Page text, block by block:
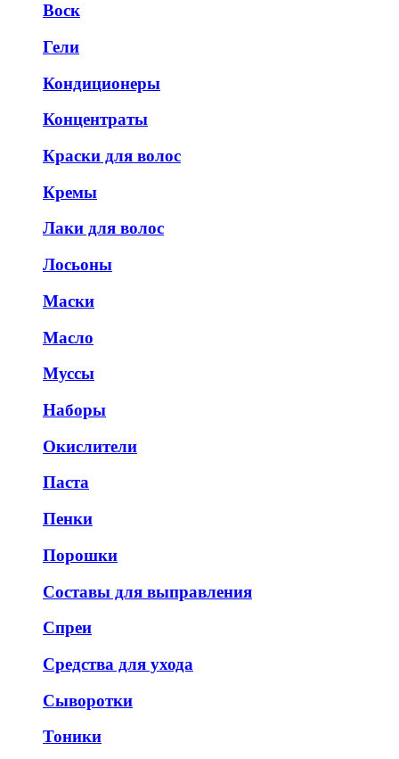
Воск
Гели
Кондиционеры
Концентраты
Краски для волос
Кремы
Лаки для волос
Лосьоны
Маски
Масло
Муссы
Наборы
Окислители
Паста
Пенки
Порошки
Составы для выправления
Спреи
Средства для ухода
Сыворотки
Тоники